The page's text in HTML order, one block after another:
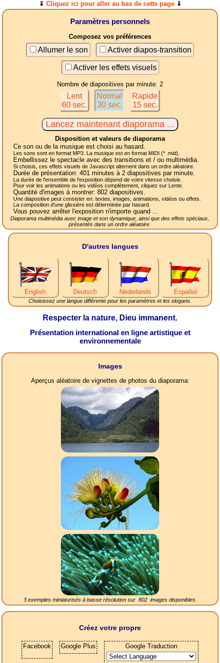
⇓ Cliquez ici pour aller au bas de cette page⇓
Paramètres personnels
Composez vos préférences
Allumer le son Activer diapos-transition
Activer les effets visuels
Nombre de diapositives par minute: 2
Lent
60 sec.
Normal
30 sec.
Rapide
15 sec.
Disposition et valeurs de diaporama
Ce son ou de la musique est choisi au hasard.
Les sons sont en format MP3. La musique est en format MIDI (* .mid).
Embellissez le spectacle avec des transitions et / ou multimédia.
Si choisis, ces effets visuels de Javascript alternent dans un ordre aléatoire.
Durée de présentation: 401 minutes à 2 diapositives par minute.
La durée de l'ensemble de l'exposition dépend de votre vitesse choisie.
Pour voir les animations ou les vidéos complètement, cliquez sur Lente.
Quantité d'images à montrer: 802diapositives.
Une diapositive peut consister en: textes, images, animations, vidéos ou effets.
La composition d'une glissière est déterminée par hasard.
Vous pouvez arrêter l'exposition n'importe quand ...
Diaporama multimédia avec image et son dynamique, ainsi que des effets spéciaux,
présentés dans un ordre aléatoire.
D'autres langues
English Deutsch Nederlands Español
Choisissez une langue différente pour les paramètres et les slogans.
Respecter la nature, Dieu immanent.
Présentation international en ligne artistique et
environnementale
Images
Aperçus aléatoire de vignettes de photos du diaporama:
3 exemples miniaturisés à basse résolution sur 802images disponibles.
Créez votre propre
Facebook Google Plus Google Traduction